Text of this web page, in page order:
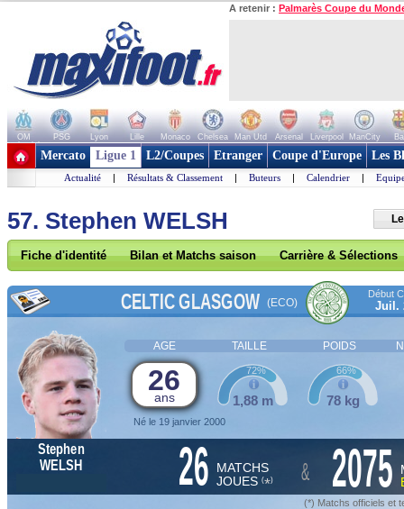
A retenir : Palmarès Coupe du
OM PSG Lyon Lille Monaco Chelsea Man Utd Arsenal Liverpool ManCity
+ de clubs
Mercato Ligue 1 L2/Coupes Etranger Coupe d'Europe Les
Actualité | Résultats & Classement | Buteurs | Calendrier |
57. Stephen WELSH
Fiche d'identité Bilan et Matchs saison Carrière & Sélections
CELTIC GLASGOW (ECO)
Début
Juil.
AGE TAILLE POIDS
26
ans
Né le 19 janvier 2000
1,88 m
72%
78 kg
66%
Stephen
WELSH
26 MATCHS
JOUES (*) & 2075
(*) Matchs officiels et